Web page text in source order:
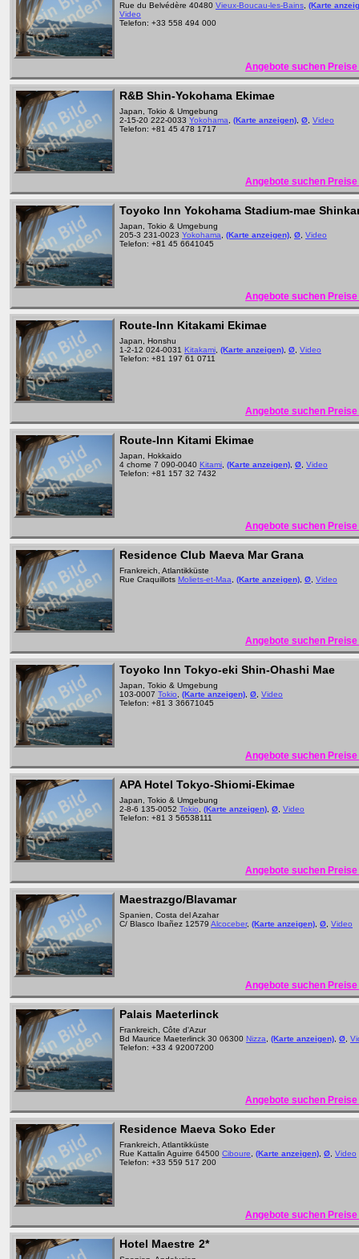
Rue du Belvédère 40480 Vieux-Boucau-les-Bains (Karte
Video
Telefon: +33 558 494 000
Angebote suchen
R&B Shin-Yokohama Ekimae
Japan, Tokio & Umgebung
2-15-20 222-0033 Yokohama (Karte anzeigen) Ø Video
Telefon: +81 45 478 1717
Angebote suchen
Toyoko Inn Yokohama Stadium-mae
Japan, Tokio & Umgebung
205-3 231-0023 Yokohama (Karte anzeigen) Ø Video
Telefon: +81 45 6641045
Angebote suchen
Route-Inn Kitakami Ekimae
Japan, Honshu
1-2-12 024-0031 Kitakami (Karte anzeigen) Ø Video
Telefon: +81 197 61 0711
Angebote suchen
Route-Inn Kitami Ekimae
Japan, Hokkaido
4 chome 7 090-0040 Kitami (Karte anzeigen) Ø Video
Telefon: +81 157 32 7432
Angebote suchen
Residence Club Maeva Mar Grana
Frankreich, Atlantikküste
Rue Craquillots Moliets-et-Maa (Karte anzeigen) Ø Video
Angebote suchen
Toyoko Inn Tokyo-eki Shin-Ohashi Mae
Japan, Tokio & Umgebung
103-0007 Tokio (Karte anzeigen) Ø Video
Telefon: +81 3 36671045
Angebote suchen
APA Hotel Tokyo-Shiomi-Ekimae
Japan, Tokio & Umgebung
2-8-6 135-0052 Tokio (Karte anzeigen) Ø Video
Telefon: +81 3 56538111
Angebote suchen
Maestrazgo/Blavamar
Spanien, Costa del Azahar
C/ Blasco Ibañez 12579 Alcoceber, (Karte anzeigen) Ø Video
Angebote suchen
Palais Maeterlinck
Frankreich, Côte d'Azur
Bd Maurice Maeterlinck 30 06300 Nizza (Karte anzeigen) Ø
Telefon: +33 4 92007200
Angebote suchen
Residence Maeva Soko Eder
Frankreich, Atlantikküste
Rue Kattalin Aguirre 64500 Ciboure (Karte anzeigen) Ø Video
Telefon: +33 559 517 200
Angebote suchen
Hotel Maestre 2*